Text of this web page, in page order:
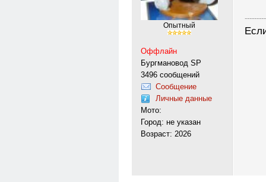
Опытный
Оффлайн
Бургмановод SP
3496 сообщений
Сообщение
Личные данные
Мото:
Город: не указан
Возраст: 2026